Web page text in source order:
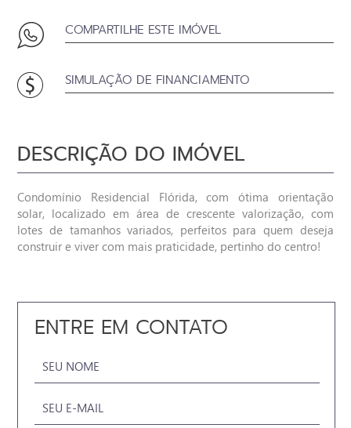
COMPARTILHE ESTE IMÓVEL
SIMULAÇÃO DE FINANCIAMENTO
DESCRIÇÃO DO IMÓVEL
Condomínio Residencial Flórida, com ótima orientação
solar, localizado em área de crescente valorização, com
lotes de tamanhos variados, perfeitos para quem deseja
construir e viver com mais praticidade, pertinho do centro!
ENTRE EM CONTATO